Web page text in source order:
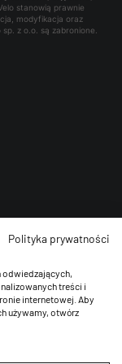
stanowią prawnie
modyfikacja oraz
z o.o. są zabronione.
Polityka prywatności
odwiedzających,
treści i
internetowej. Aby
używamy, otwórz